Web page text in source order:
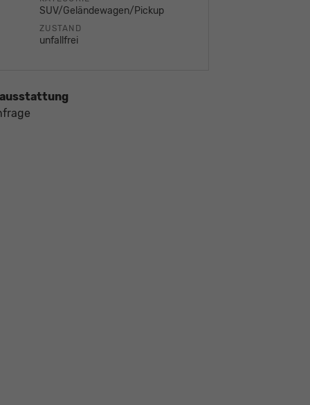
SUV/Geländewagen/Pickup
ZUSTAND
unfallfrei